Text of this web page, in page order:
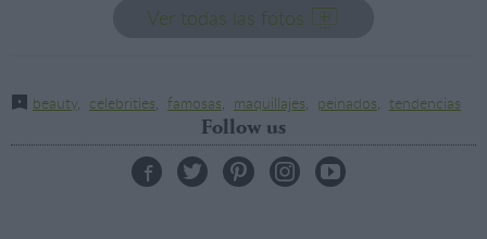
Ver todas las fotos
beauty, celebrities, famosas, maquillajes, peinados, tendencias
Follow us